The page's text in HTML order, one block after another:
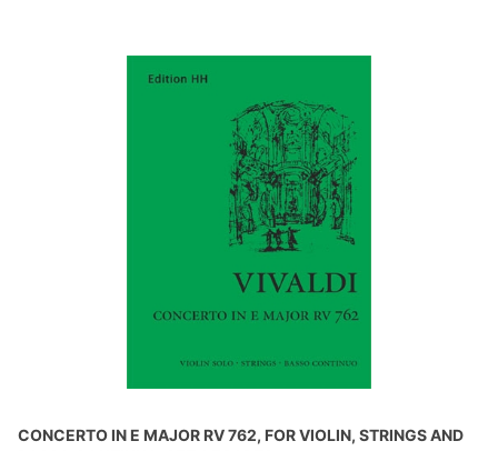
CONCERTO IN E MAJOR RV 762, FOR VIOLIN, STRINGS AND